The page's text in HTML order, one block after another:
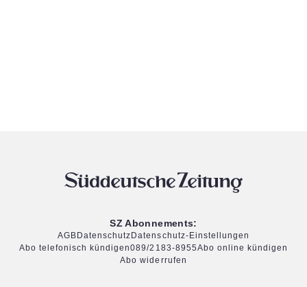
SZ Abonnements:
AGB Datenschutz Datenschutz-Einstellungen
Abo telefonisch kündigen089/2183-8955Abo online kündigen
Abo widerrufen